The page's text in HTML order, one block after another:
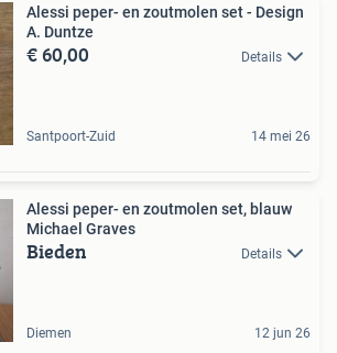
Alessi peper- en zoutmolen set - Design
A. Duntze
€ 60,00 Details
Santpoort-Zuid 14 mei 26
Alessi peper- en zoutmolen set, blauw
Michael Graves
Bieden Details
Diemen 12 jun 26